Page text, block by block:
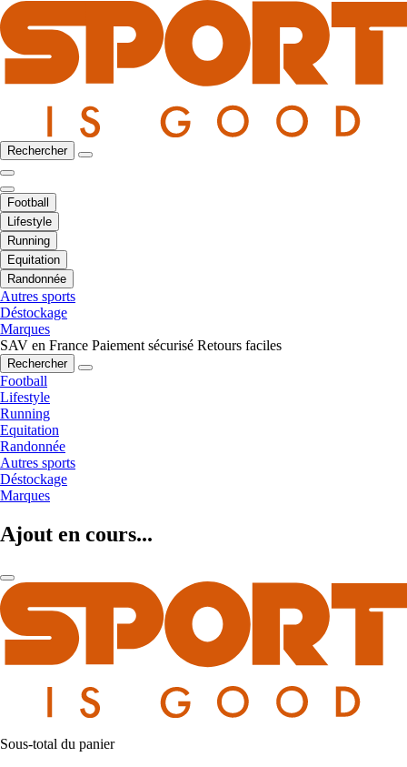
Rechercher
Football
Lifestyle
Running
Equitation
Randonnée
Autres sports
Déstockage
Marques
SAV en France Paiement sécurisé Retours faciles
Rechercher
Football
Lifestyle
Running
Equitation
Randonnée
Autres sports
Déstockage
Marques
Ajout en cours...
Sous-total du panier